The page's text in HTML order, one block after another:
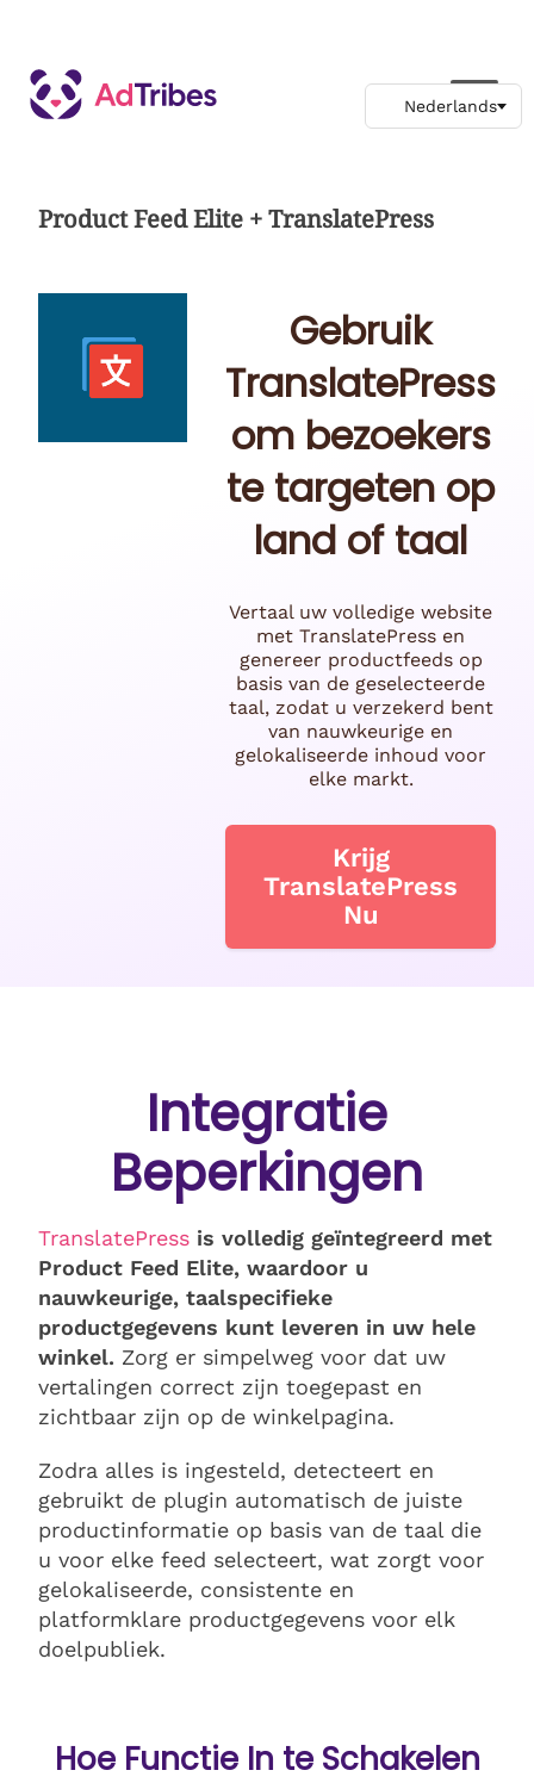
Product Feed Elite + TranslatePress
Gebruik
TranslatePress
om bezoekers
te targeten op
land of taal
Vertaal uw volledige website
met TranslatePress en
genereer productfeeds op
basis van de geselecteerde
taal, zodat u verzekerd bent
van nauwkeurige en
gelokaliseerde inhoud voor
elke markt.
Krijg
TranslatePress
Nu
Integratie
Beperkingen
TranslatePress is volledig geïntegreerd met
Product Feed Elite, waardoor u
nauwkeurige, taalspecifieke
productgegevens kunt leveren in uw hele
winkel. Zorg er simpelweg voor dat uw
vertalingen correct zijn toegepast en
zichtbaar zijn op de winkelpagina.
Zodra alles is ingesteld, detecteert en
gebruikt de plugin automatisch de juiste
productinformatie op basis van de taal die
u voor elke feed selecteert, wat zorgt voor
gelokaliseerde, consistente en
platformklare productgegevens voor elk
doelpubliek.
Hoe Functie In te Schakelen